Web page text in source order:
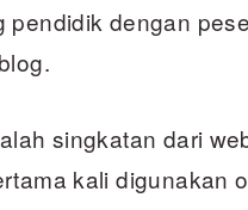
pendidik dengan
singkatan dari
kali digunakan